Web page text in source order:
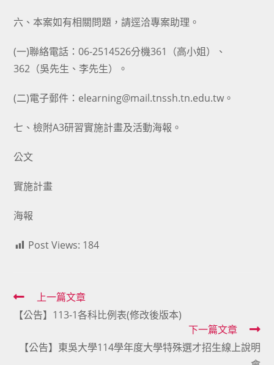
六、本案如有相關問題，請逕洽專案助理。
(一)聯絡電話：06-2514526分機361（高小姐）、
362（吳先生、李先生）。
(二)電子郵件：elearning@mail.tnssh.tn.edu.tw。
七、檢附A3研習實施計畫及活動海報。
公文
實施計畫
海報
Post Views: 184
Read
more
articles
上一篇文章
【公告】113-1各科比例表(修改後版本)
下一篇文章
【公告】東吳大學114學年度大學特殊選才招生線上說明